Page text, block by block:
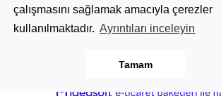
çalışmasını sağlamak amacıyla çerezler
kullanılmaktadır. Ayrıntıları inceleyin
Tamam
ideasoft e-